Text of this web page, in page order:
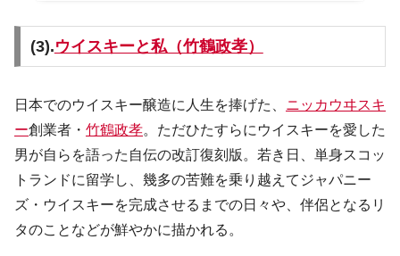
(3).ウイスキーと私（竹鶴政孝）
日本でのウイスキー醸造に人生を捧げた、 ニッカウヰスキ
ー創業者・ 竹鶴政孝。ただひたすらにウイスキーを愛した
男が自らを語った自伝の改訂復刻版。若き日、単身スコッ
トランドに留学し、幾多の苦難を乗り越えてジャパニー
ズ・ウイスキーを完成させるまでの日々や、伴侶となるリ
タのことなどが鮮やかに描かれる。